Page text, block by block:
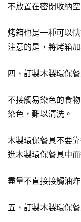
不放置在密閉收納
烤箱也是一種可以
注意的是，將烤箱
四、訂製木製環保
不接觸易染色的食
染色，難以清洗。
木製環保餐具不要
進木製環保餐具中
盡量不直接接觸油
五、訂製木製環保